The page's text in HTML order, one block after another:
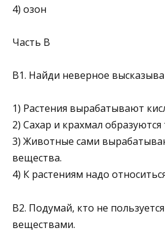
4) озон
Часть В
В1. Найди неверное
1) Растения вырабатывают
2) Сахар и крахмал образуются
3) Животные сами
вещества.
4) К растениям надо
В2. Подумай, кто не
веществами.